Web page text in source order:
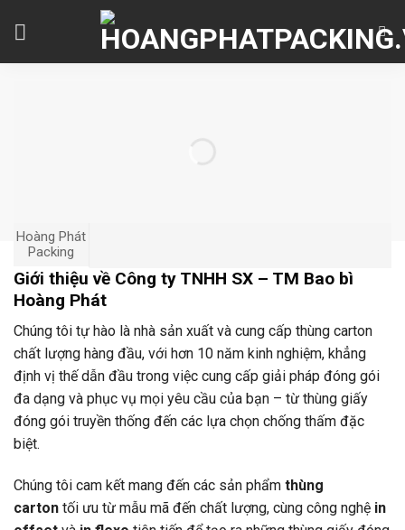
Hoàng Phát
Packing
Giới thiệu về Công ty TNHH SX – TM Bao bì
Hoàng Phát
Chúng tôi tự hào là nhà sản xuất và cung cấp thùng carton
chất lượng hàng đầu, với hơn 10 năm kinh nghiệm, khẳng
định vị thế dẫn đầu trong việc cung cấp giải pháp đóng gói
đa dạng và phục vụ mọi yêu cầu của bạn – từ thùng giấy
đóng gói truyền thống đến các lựa chọn chống thấm đặc
biệt.
Chúng tôi cam kết mang đến các sản phẩm thùng
carton tối ưu từ mẫu mã đến chất lượng, cùng công nghệ in